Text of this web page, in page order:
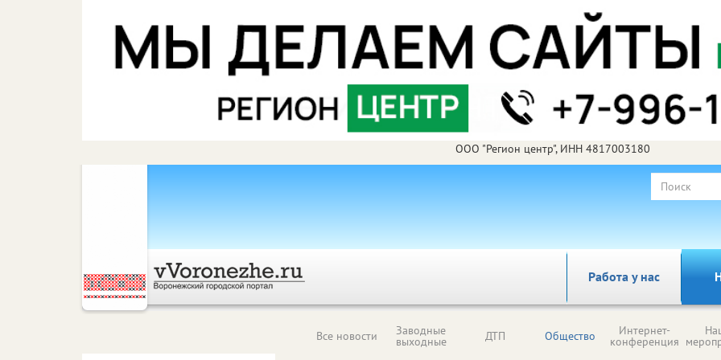
ООО "Регион центр", ИНН 4817003180
Работа у нас
Все новости Заводные
выходные ДТП Общество Интернет-
конференция